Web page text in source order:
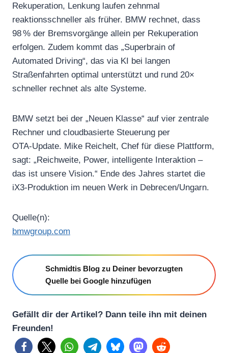
Rekuperation, Lenkung laufen zehnmal
reaktionsschneller als früher. BMW rechnet, dass
98 % der Bremsvorgänge allein per Rekuperation
erfolgen. Zudem kommt das „Superbrain of
Automated Driving“, das via KI bei langen
Straßenfahrten optimal unterstützt und rund 20×
schneller rechnet als alte Systeme.
BMW setzt bei der „Neuen Klasse“ auf vier zentrale
Rechner und cloudbasierte Steuerung per
OTA‑Update. Mike Reichelt, Chef für diese Plattform,
sagt: „Reichweite, Power, intelligente Interaktion –
das ist unsere Vision.“ Ende des Jahres startet die
iX3‑Produktion im neuen Werk in Debrecen/Ungarn.
Quelle(n):
bmwgroup.com
Schmidtis Blog zu Deiner bevorzugten
Quelle bei Google hinzufügen
Gefällt dir der Artikel? Dann teile ihn mit deinen
Freunden!